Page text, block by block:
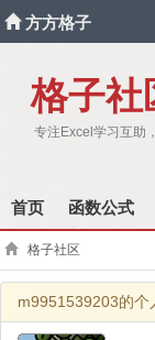
方方格子
格子社
专注Excel学习互助
首页 函数公式
格子社区
m9951539203的个